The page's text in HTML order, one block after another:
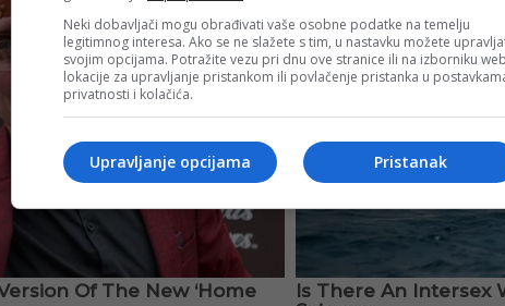
Neki dobavljači mogu obrađivati vaše osobne podatke na temelju
legitimnog interesa. Ako se ne slažete s tim, u nastavku možete
svojim opcijama. Potražite vezu pri dnu ove stranice ili na izborniku
lokacije za upravljanje pristankom ili povlačenje pristanka u
privatnosti i kolačića.
Pristanak
Upravljanje opcijama